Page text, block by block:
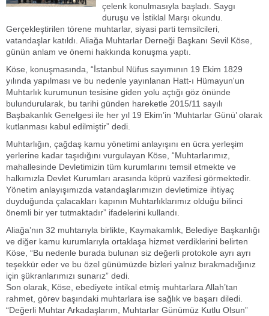
çelenk konulmasıyla başladı. Saygı
duruşu ve İstiklal Marşı okundu.
Gerçekleştirilen törene muhtarlar, siyasi parti temsilcileri,
vatandaşlar katıldı. Aliağa Muhtarlar Derneği Başkanı Sevil Köse,
günün anlam ve önemi hakkında konuşma yaptı.
Köse, konuşmasında, “İstanbul Nüfus sayımının 19 Ekim 1829
yılında yapılması ve bu nedenle yayınlanan Hatt-ı Hümayun'un
Muhtarlık kurumunun tesisine giden yolu açtığı göz önünde
bulundurularak, bu tarihi günden hareketle 2015/11 sayılı
Başbakanlık Genelgesi ile her yıl 19 Ekim’in ‘Muhtarlar Günü’ olarak
kutlanması kabul edilmiştir” dedi.
Muhtarlığın, çağdaş kamu yönetimi anlayışını en ücra yerleşim
yerlerine kadar taşıdığını vurgulayan Köse, “Muhtarlarımız,
mahallesinde Devletimizin tüm kurumlarını temsil etmekte ve
halkımızla Devlet Kurumları arasında köprü vazifesi görmektedir.
Yönetim anlayışımızda vatandaşlarımızın devletimize ihtiyaç
duyduğunda çalacakları kapının Muhtarlıklarımız olduğu bilinci
önemli bir yer tutmaktadır” ifadelerini kullandı.
Aliağa’nın 32 muhtarıyla birlikte, Kaymakamlık, Belediye Başkanlığı
ve diğer kamu kurumlarıyla ortaklaşa hizmet verdiklerini belirten
Köse, “Bu nedenle burada bulunan siz değerli protokole ayrı ayrı
teşekkür eder ve bu özel günümüzde bizleri yalnız bırakmadığınız
için şükranlarımızı sunarız” dedi.
Son olarak, Köse, ebediyete intikal etmiş muhtarlara Allah’tan
rahmet, görev başındaki muhtarlara ise sağlık ve başarı diledi.
“Değerli Muhtar Arkadaşlarım, Muhtarlar Günümüz Kutlu Olsun”